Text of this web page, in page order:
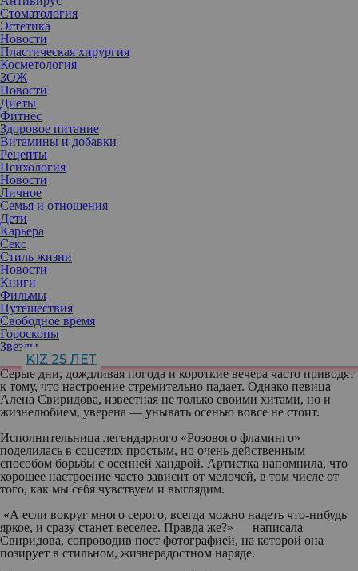
Стоматология
Эстетика
Новости
Пластическая хирургия
Косметология
ЗОЖ
Новости
Диеты
Фитнес
Здоровое питание
Витамины и добавки
Рецепты
Психология
Новости
Личное
Семья и отношения
Дети
Карьера
Секс
Стиль жизни
Новости
Книги
Фильмы
Путешествия
Свободное время
Гороскопы
Звезды
KIZ 25 ЛЕТ
Серые дни, дождливая погода и короткие вечера часто приводят
к тому, что настроение стремительно падает. Однако певица
Алена Свиридова, известная не только своими хитами, но и
жизнелюбием, уверена — унывать осенью вовсе не стоит.
Исполнительница легендарного «Розового фламинго»
поделилась в соцсетях простым, но очень действенным
способом борьбы с осенней хандрой. Артистка напомнила, что
хорошее настроение часто зависит от мелочей, в том числе от
того, как мы себя чувствуем и выглядим.
«А если вокруг много серого, всегда можно надеть что-нибудь
яркое, и сразу станет веселее. Правда же?» — написала
Свиридова, сопроводив пост фотографией, на которой она
позирует в стильном, жизнерадостном наряде.